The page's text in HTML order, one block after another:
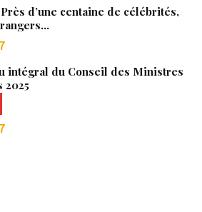
Près d’une centaine de célébrités,
intégral du Conseil des Ministres
2025